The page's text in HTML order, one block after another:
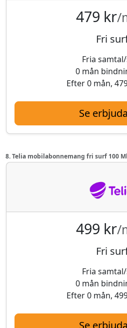
479 kr/
Fri
Fria
0 mån
Efter 0 mån,
Se
8. Telia mobilabonnemang fri surf 100
499 kr/
Fri
Fria
0 mån
Efter 0 mån,
Se